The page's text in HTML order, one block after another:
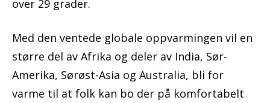
over 29 grader.
Med den ventede globale oppvarmingen vil en
større del av Afrika og deler av India, Sør-
Amerika, Sørøst-Asia og Australia, bli for
varme til at folk kan bo der på komfortabelt